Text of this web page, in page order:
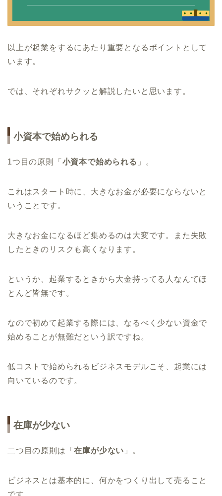
以上が起業をするにあたり重要となるポイントとして
います。
では、それぞれサクッと解説したいと思います。
小資本で始められる
1つ目の原則「 小資本で始められる 」。
これはスタート時に、大きなお金が必要にならないと
いうことです。
大きなお金になるほど集めるのは大変です。また失敗
したときのリスクも高くなります。
というか、起業するときから大金持ってる人なんてほ
とんど皆無です。
なので初めて起業する際には、なるべく少ない資金で
始めることが無難だという訳ですね。
低コストで始められるビジネスモデルこそ、起業には
向いているのです。
在庫が少ない
二つ目の原則は「在庫が少ない 」。
ビジネスとは基本的に、何かをつくり出して売ること
です。